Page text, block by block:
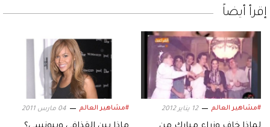
إقرأ أيضاً
#مشاهير العالم 12 يناير 2012 #مشاهير العالم 04 مارس 2011